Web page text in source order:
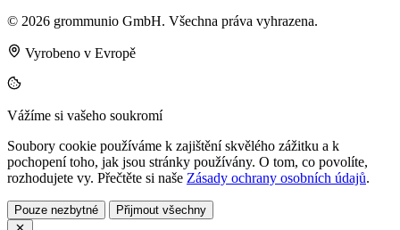
© 2026 grommunio GmbH. Všechna práva vyhrazena.
Vyrobeno v Evropě
Vážíme si vašeho soukromí
Soubory cookie používáme k zajištění skvělého zážitku a k
pochopení toho, jak jsou stránky používány. O tom, co povolíte,
rozhodujete vy. Přečtěte si naše Zásady ochrany osobních údajů.
Pouze nezbytné Přijmout všechny